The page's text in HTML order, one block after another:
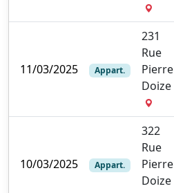
11/03/2025 Appart.
231
Rue
Pierre
Doize
10/03/2025 Appart.
322
Rue
Pierre
Doize